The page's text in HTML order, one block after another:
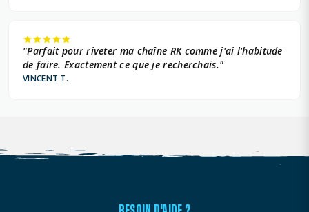
"Parfait pour riveter ma chaîne RK comme j'ai l'habitude
de faire. Exactement ce que je recherchais."
VINCENT T.